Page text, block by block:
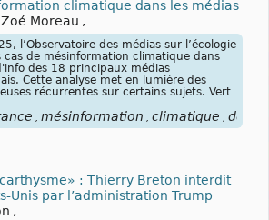
climatique dans les médias
Zoé Moreau ,
l’Observatoire des médias sur l’écologie
cas de mésinformation climatique dans
des 18 principaux médias
Cette analyse met en lumière des
récurrentes sur certains sujets. Vert
, mésinformation , climatique ,
: Thierry Breton interdit
Unis par l’administration Trump
,